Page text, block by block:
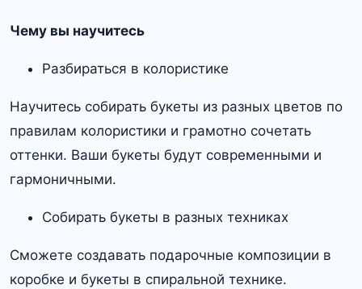
Чему вы научитесь
Разбираться в колористике
Научитесь собирать букеты из разных цветов по
правилам колористики и грамотно сочетать
оттенки. Ваши букеты будут современными и
гармоничными.
Собирать букеты в разных техниках
Сможете создавать подарочные композиции в
коробке и букеты в спиральной технике.